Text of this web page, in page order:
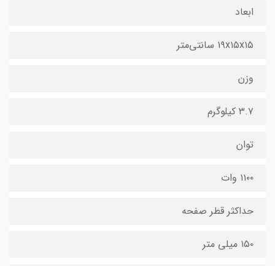
ابعاد
۱۹x۱۵x۱۵ سانتی‌متر
وزن
۳.۷ کیلوگرم
توان
۱۱۰۰ وات
حداکثر قطر صفحه
۱۵۰ میلی متر